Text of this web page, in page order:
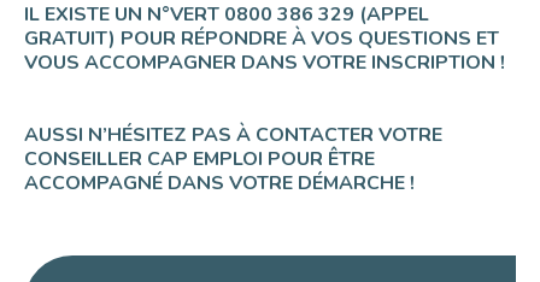
IL EXISTE UN N°VERT 0800 386 329 (APPEL
GRATUIT) POUR RÉPONDRE À VOS QUESTIONS ET
VOUS ACCOMPAGNER DANS VOTRE INSCRIPTION !
AUSSI N’HÉSITEZ PAS À CONTACTER VOTRE
CONSEILLER CAP EMPLOI POUR ÊTRE
ACCOMPAGNÉ DANS VOTRE DÉMARCHE !